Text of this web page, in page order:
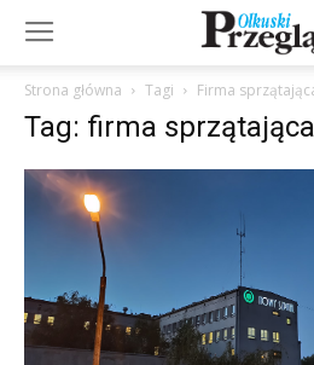
Strona główna Tagi Firma
Tag: firma sprzątająca